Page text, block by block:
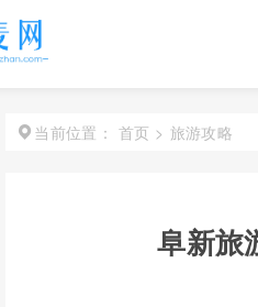
当前位置： 首页 > 旅游攻略
阜新旅